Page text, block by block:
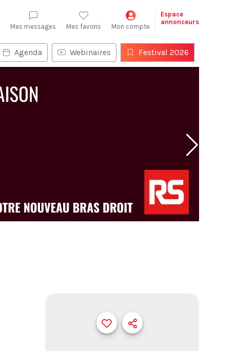
Mes messages Mes favoris Mon compte
Espace
annonceurs
Agenda Webinaires Festival 2026